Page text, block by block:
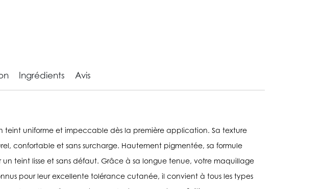
Ingrédients Avis
teint uniforme et impeccable dès la première application. Sa texture
confortable et sans surcharge. Hautement pigmentée, sa formule
teint lisse et sans défaut. Grâce à sa longue tenue, votre maquillage
pour leur excellente tolérance cutanée, il convient à tous les types